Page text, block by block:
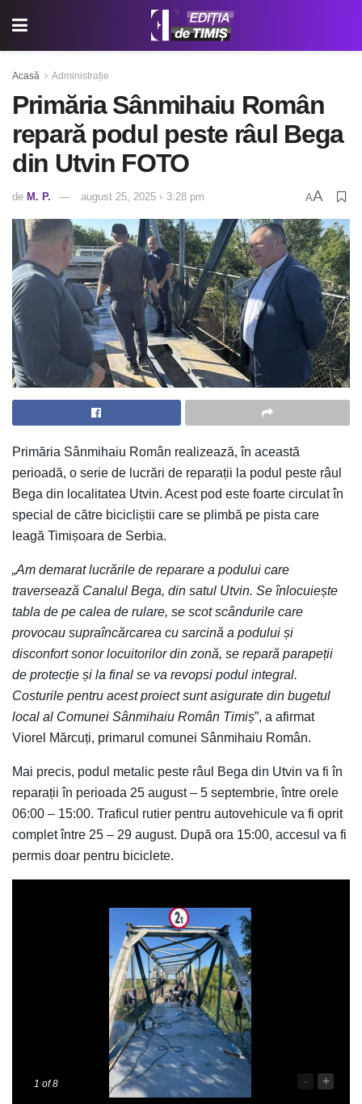
Acasă Administrație
Primăria Sânmihaiu Român
repară podul peste râul Bega
din Utvin FOTO
de M. P. august 25, 2025 ◦ 3:28 pm AA
Primăria Sânmihaiu Român realizează, în această
perioadă, o serie de lucrări de reparații la podul peste râul
Bega din localitatea Utvin. Acest pod este foarte circulat în
special de către bicicliștii care se plimbă pe pista care
leagă Timișoara de Serbia.
„Am demarat lucrările de reparare a podului care
traversează Canalul Bega, din satul Utvin. Se înlocuiește
tabla de pe calea de rulare, se scot scândurile care
provocau supraîncărcarea cu sarcină a podului și
disconfort sonor locuitorilor din zonă, se repară parapeții
de protecție și la final se va revopsi podul integral.
Costurile pentru acest proiect sunt asigurate din bugetul
local al Comunei Sânmihaiu Român Timiș”, a afirmat
Viorel Mărcuți, primarul comunei Sânmihaiu Român.
Mai precis, podul metalic peste râul Bega din Utvin va fi în
reparații în perioada 25 august – 5 septembrie, între orele
06:00 – 15:00. Traficul rutier pentru autovehicule va fi oprit
complet între 25 – 29 august. După ora 15:00, accesul va fi
permis doar pentru biciclete.
1 of 8 - +